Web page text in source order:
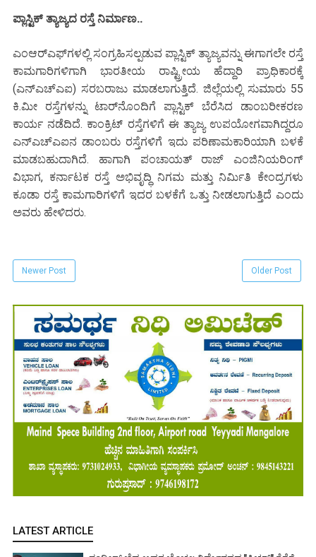
ಪ್ಲಾಸ್ಟಿಕ್ ತ್ಯಾಜ್ಯದ ರಸ್ತೆ ನಿರ್ಮಾಣ..
ಎಂಆರ್‌ಎಫ್‌ಗಳಲ್ಲಿ ಸಂಗ್ರಹಿಸಲ್ಪಡುವ ಪ್ಲಾಸ್ಟಿಕ್ ತ್ಯಾಜ್ಯವನ್ನು ಈಗಾಗಲೇ ರಸ್ತೆ
ಕಾಮಗಾರಿಗಳಿಗಾಗಿ ಭಾರತೀಯ ರಾಷ್ಟ್ರೀಯ ಹೆದ್ದಾರಿ ಪ್ರಾಧಿಕಾರಕ್ಕೆ
(ಎನ್‌ಎಚ್‌ಎಐ) ಸರಬರಾಜು ಮಾಡಲಾಗುತ್ತಿದೆ. ಜಿಲ್ಲೆಯಲ್ಲಿ ಸುಮಾರು 55
ಕಿ.ಮೀ ರಸ್ತೆಗಳನ್ನು ಟಾರ್‌ನೊಂದಿಗೆ ಪ್ಲಾಸ್ಟಿಕ್ ಬೆರೆಸಿದ ಡಾಂಬರೀಕರಣ
ಕಾರ್ಯ ನಡೆದಿದೆ. ಕಾಂಕ್ರಿಟ್ ರಸ್ತೆಗಳಿಗೆ ಈ ತ್ಯಾಜ್ಯ ಉಪಯೋಗವಾಗಿದ್ದರೂ
ಎನ್‌ಎಚ್‌ಎಐನ ಡಾಂಬರು ರಸ್ತೆಗಳಿಗೆ ಇದು ಪರಿಣಾಮಕಾರಿಯಾಗಿ ಬಳಕೆ
ಮಾಡಬಹುದಾಗಿದೆ. ಹಾಗಾಗಿ ಪಂಚಾಯತ್ ರಾಜ್ ಎಂಜಿನಿಯರಿಂಗ್
ವಿಭಾಗ, ಕರ್ನಾಟಕ ರಸ್ತೆ ಅಭಿವೃದ್ಧಿ ನಿಗಮ ಮತ್ತು ನಿರ್ಮಿತಿ ಕೇಂದ್ರಗಳು
ಕೂಡಾ ರಸ್ತೆ ಕಾಮಗಾರಿಗಳಿಗೆ ಇದರ ಬಳಕೆಗೆ ಒತ್ತು ನೀಡಲಾಗುತ್ತಿದೆ ಎಂದು
ಅವರು ಹೇಳಿದರು.
Newer Post Older Post
LATEST ARTICLE